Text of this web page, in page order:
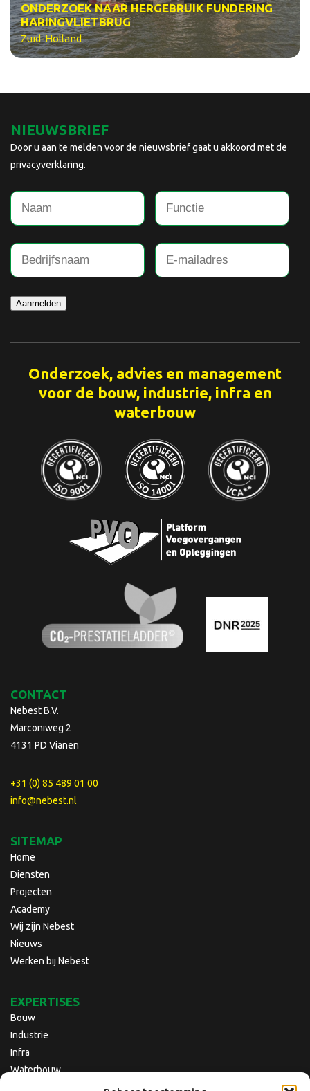
ONDERZOEK NAAR HERGEBRUIK FUNDERING
HARINGVLIETBRUG
Zuid-Holland
NIEUWSBRIEF
Door u aan te melden voor de nieuwsbrief gaat u akkoord met de
privacyverklaring.
Aanmelden
Onderzoek, advies en management
voor de bouw, industrie, infra en
waterbouw
CONTACT
Nebest B.V.
Marconiweg 2
4131 PD Vianen
+31 (0) 85 489 01 00
info@nebest.nl
SITEMAP
Home
Diensten
Projecten
Academy
Wij zijn Nebest
Nieuws
Werken bij Nebest
EXPERTISES
Bouw
Industrie
Infra
Waterbouw